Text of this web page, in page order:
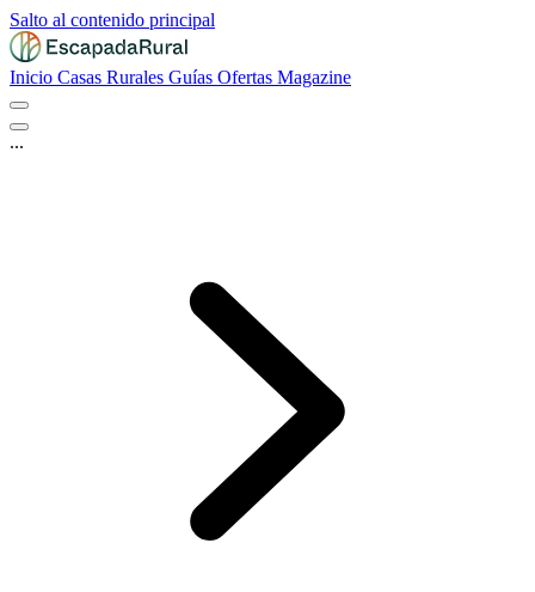
Salto al contenido principal
Inicio Casas Rurales Guías Ofertas Magazine
...